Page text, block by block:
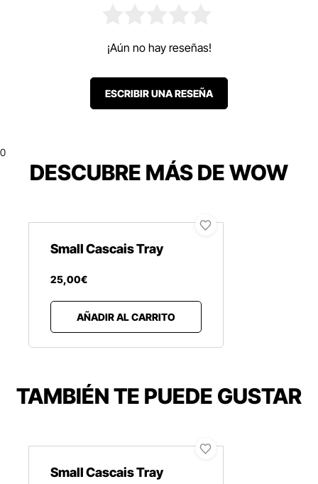
¡Aún no hay reseñas!
ESCRIBIR UNA RESEÑA
0
DESCUBRE MÁS DE WOW
Small Cascais Tray
25,00€
AÑADIR AL CARRITO
TAMBIÉN TE PUEDE GUSTAR
Small Cascais Tray